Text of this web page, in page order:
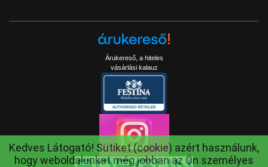
Árukereső, a hiteles
vásárlási kalauz
Kedves Látogató! Sütiket (cookie) azért használunk,
hogy weboldalunkat még jobban az Ön személyes